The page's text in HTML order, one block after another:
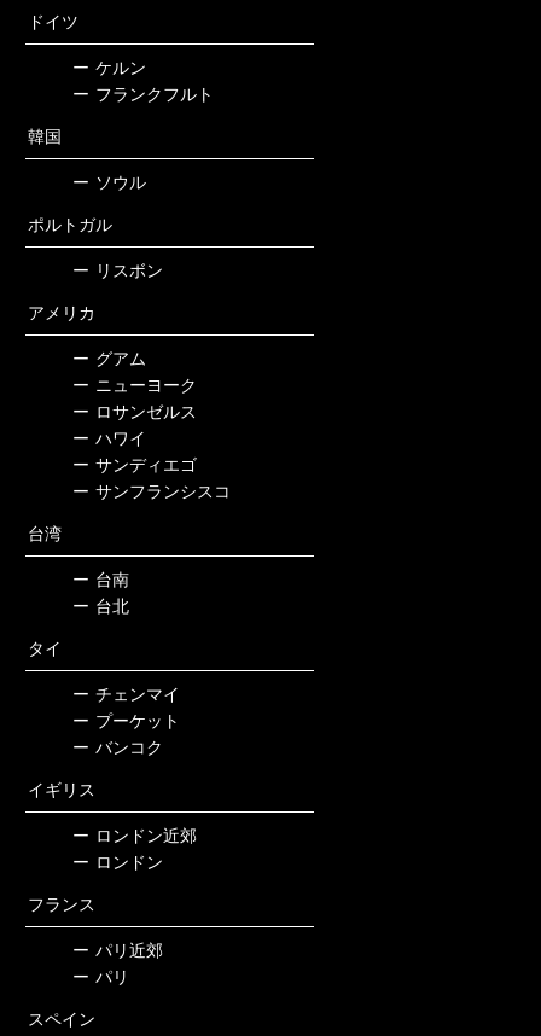
ドイツ
ー ケルン
ー フランクフルト
韓国
ー ソウル
ポルトガル
ー リスボン
アメリカ
ー グアム
ー ニューヨーク
ー ロサンゼルス
ー ハワイ
ー サンディエゴ
ー サンフランシスコ
台湾
ー 台南
ー 台北
タイ
ー チェンマイ
ー プーケット
ー バンコク
イギリス
ー ロンドン近郊
ー ロンドン
フランス
ー パリ近郊
ー パリ
スペイン